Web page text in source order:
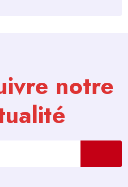
notre